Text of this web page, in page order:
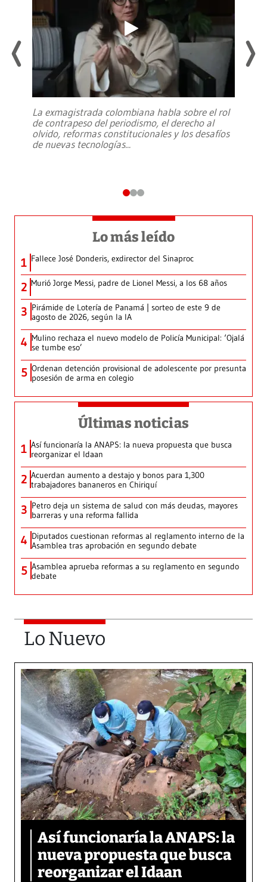
La exmagistrada colombiana habla sobre el rol
de contrapeso del periodismo, el derecho al
olvido, reformas constitucionales y los desafíos
de nuevas tecnologías...
Lo más leído
1 Fallece José Donderis, exdirector del Sinaproc
2 Murió Jorge Messi, padre de Lionel Messi, a los 68 años
3 Pirámide de Lotería de Panamá | sorteo de este 9 de
agosto de 2026, según la IA
4 Mulino rechaza el nuevo modelo de Policía Municipal: ‘Ojalá
se tumbe eso’
5 Ordenan detención provisional de adolescente por presunta
posesión de arma en colegio
Últimas noticias
1 Así funcionaría la ANAPS: la nueva propuesta que busca
reorganizar el Idaan
2 Acuerdan aumento a destajo y bonos para 1,300
trabajadores bananeros en Chiriquí
3 Petro deja un sistema de salud con más deudas, mayores
barreras y una reforma fallida
4 Diputados cuestionan reformas al reglamento interno de la
Asamblea tras aprobación en segundo debate
5 Asamblea aprueba reformas a su reglamento en segundo
debate
Lo Nuevo
Así funcionaría la ANAPS: la
nueva propuesta que busca
reorganizar el Idaan